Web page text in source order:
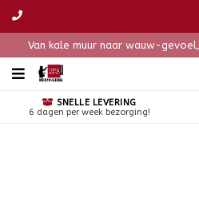
Van kale muur naar wauw-
SNELLE LEVERING
6 dagen per week bezorging!